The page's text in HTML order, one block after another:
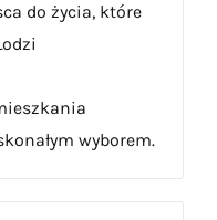
do życia, które
wyborem.